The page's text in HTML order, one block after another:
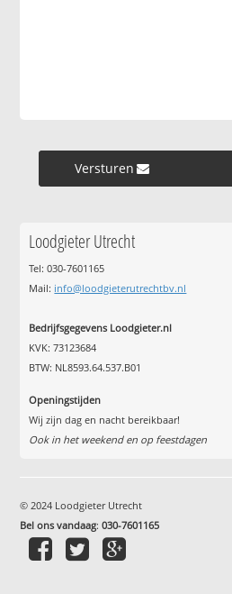
Versturen »
Loodgieter Utrecht
Tel: 030-7601165
Mail: info@loodgieterutrechtbv.nl
Bedrijfsgegevens Loodgieter.nl
KVK: 73123684
BTW: NL8593.64.537.B01
Openingstijden
Wij zijn dag en nacht bereikbaar!
Ook in het weekend en op feestdagen
© 2024 Loodgieter Utrecht
Bel ons vandaag:030-7601165